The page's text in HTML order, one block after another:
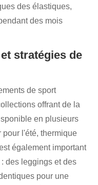
des élastiques,
des mois
stratégies de
de sport
offrant de la
en plusieurs
pour l'été, thermique
également important
des leggings et des
pour une